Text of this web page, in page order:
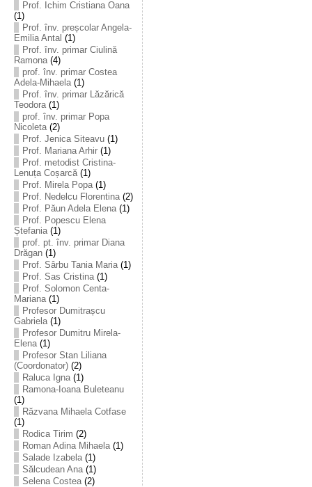
Prof. Ichim Cristiana Oana
(1)
Prof. înv. preșcolar Angela-
Emilia Antal (1)
Prof. înv. primar Ciulină
Ramona(4)
prof. înv. primar Costea
Adela-Mihaela(1)
Prof. înv. primar Lăzărică
Teodora(1)
prof. înv. primar Popa
Nicoleta(2)
Prof. Jenica Siteavu(1)
Prof. Mariana Arhir(1)
Prof. metodist Cristina-
Lenuța Coșarcă(1)
Prof. Mirela Popa(1)
Prof. Nedelcu Florentina(2)
Prof. Păun Adela Elena(1)
Prof. Popescu Elena
Ștefania(1)
prof. pt. înv. primar Diana
Drăgan(1)
Prof. Sârbu Tania Maria(1)
Prof. Sas Cristina(1)
Prof. Solomon Centa-
Mariana(1)
Profesor Dumitrașcu
Gabriela(1)
Profesor Dumitru Mirela-
Elena(1)
Profesor Stan Liliana
(Coordonator)(2)
Raluca Igna(1)
Ramona-Ioana Buleteanu
(1)
Răzvana Mihaela Cotfase
(1)
Rodica Tirim (2)
Roman Adina Mihaela(1)
Salade Izabela(1)
Sălcudean Ana(1)
Selena Costea(2)